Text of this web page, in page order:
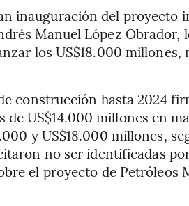
inauguración del proyecto
Manuel López Obrador,
los US$18.000 millones,
construcción hasta 2024
US$14.000 millones en
y US$18.000 millones,
no ser identificadas
el proyecto de Petróleos